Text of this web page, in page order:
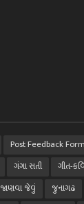
Post Feedback Form
ગંગા સતી
ગીત-
જાણવા જેવું જુનાગઢ